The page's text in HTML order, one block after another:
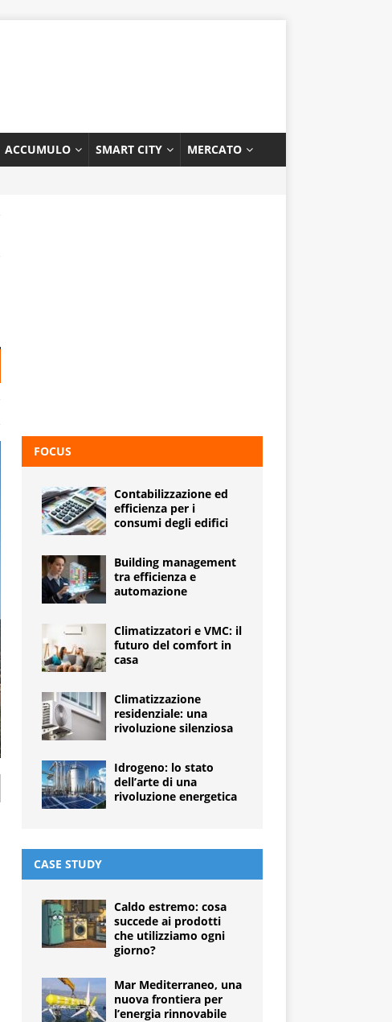
ACCUMULO SMART CITY MERCATO
FOCUS
Contabilizzazione ed
efficienza per i
consumi degli edifici
Building management
tra efficienza e
automazione
Climatizzatori e VMC: il
futuro del comfort in
casa
Climatizzazione
residenziale: una
rivoluzione silenziosa
Idrogeno: lo stato
dell’arte di una
rivoluzione energetica
CASE STUDY
Caldo estremo: cosa
succede ai prodotti
che utilizziamo ogni
giorno?
Mar Mediterraneo, una
nuova frontiera per
l’energia rinnovabile